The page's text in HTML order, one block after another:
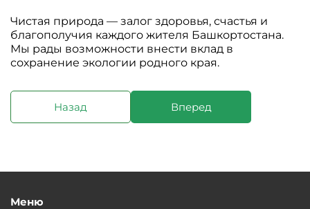
Чистая природа — залог здоровья, счастья и
благополучия каждого жителя Башкортостана.
Мы рады возможности внести вклад в
сохранение экологии родного края.
Назад Вперед
Меню